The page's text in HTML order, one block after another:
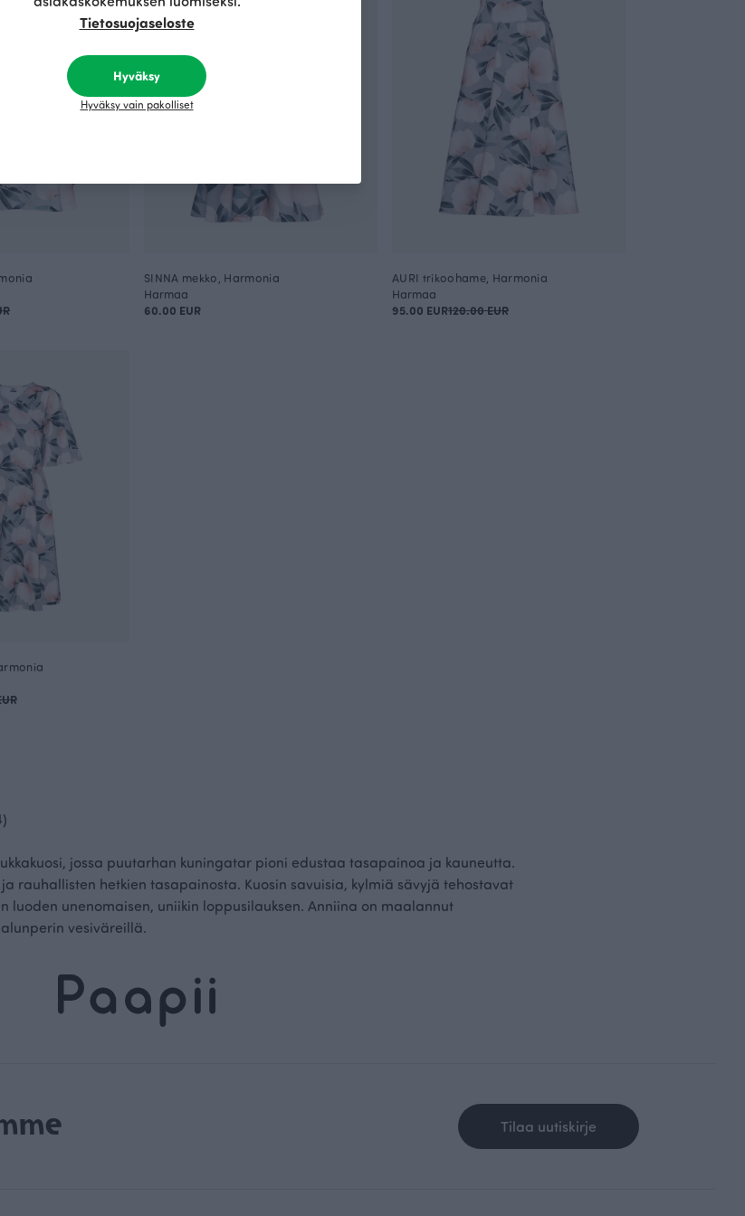
SINNA mekko, Harmonia
Harmaa
60.00 EUR
AURI trikoohame, Harmonia
Harmaa
95.00 EUR120.00 EUR
jossa puutarhan kuningatar pioni edustaa tasapainoa ja kauneutta.
rauhallisten hetkien tasapainosta. Kuosin savuisia, kylmiä sävyjä tehostavat
luoden unenomaisen, uniikin loppusilauksen. Anniina on maalannut
vesiväreillä.
Tilaa uutiskirje
Tietosuojaseloste
Hyväksy
Hyväksy vain pakolliset